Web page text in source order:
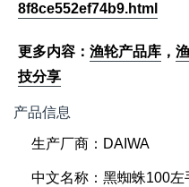
8f8ce552ef74b9.html
更多内容： 渔轮产品库 ，
技分享
产品信息
生产厂商：DAIWA
中文名称：黑蜘蛛100左